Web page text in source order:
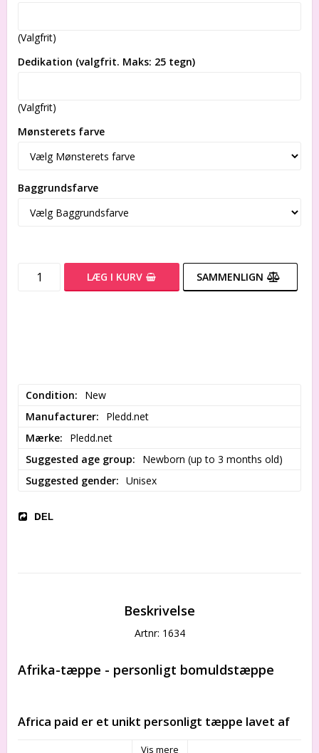
(Valgfrit)
Dedikation (valgfrit. Maks: 25 tegn)
(Valgfrit)
Mønsterets farve
Baggrundsfarve
LÆG I KURV SAMMENLIGN
Condition
New
Manufacturer
Pledd.net
Mærke
Pledd.net
Suggested age group
Newborn (up to 3 months old)
Suggested gender
Unisex
DEL
Beskrivelse
Artnr: 1634
Afrika-tæppe - personligt bomuldstæppe
Africa paid er et unikt personligt tæppe lavet af
Vis mere